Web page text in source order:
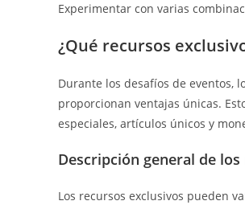
Experimentar con varias
¿Qué recursos
Durante los desafíos de eventos,
proporcionan ventajas únicas.
especiales, artículos únicos y
Descripción general de
Los recursos exclusivos pueden